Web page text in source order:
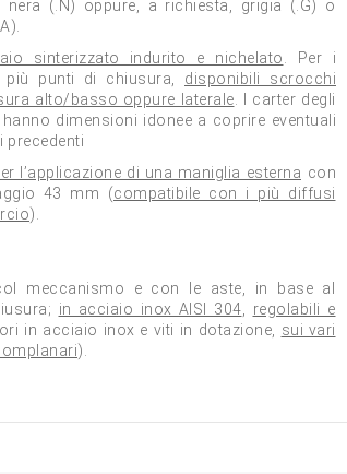
(.N) oppure, a richiesta, grigia (.G) o
sinterizzato indurito e nichelato . Per i
più punti di chiusura, disponibili scrocchi
alto/basso oppure laterale . I carter degli
dimensioni idonee a coprire eventuali
precedenti
l’applicazione di una maniglia esterna con
43 mm (compatibile con i più diffusi
).
meccanismo e con le aste, in base al
in acciaio inox AISI 304
regolabili e
in acciaio inox e viti in dotazione, sui vari
).